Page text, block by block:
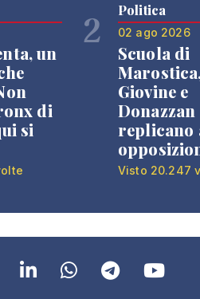
un
di
si
2 Politica
02 ago 2026
Scuola di
Giovine e
Donazzan
replicano
Visto 20.247